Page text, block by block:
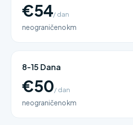
€54/ dan
neograničeno km
8-15 Dana
€50/ dan
neograničeno km